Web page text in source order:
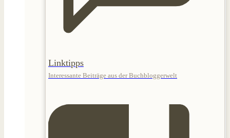
Linktipps
Interessante Beiträge aus der Buchbloggerwelt